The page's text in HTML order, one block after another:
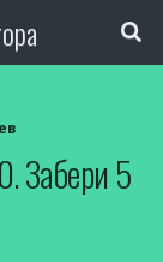
Забери 5